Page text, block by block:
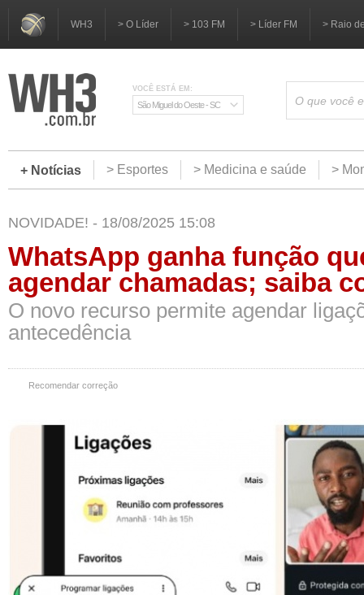
WH3 > O Líder > 103 FM > Líder FM > Raio
VOCÊ ESTÁ EM:
São Miguel do Oeste - SC
+ Notícias > Esportes > Medicina e saúde >
NOVIDADE! - 18/08/2025 15:08
WhatsApp ganha função
agendar chamadas; saiba
O novo recurso permite agendar
antecedência
Recomendar correção